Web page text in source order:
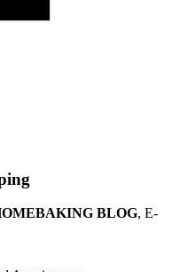
BLOG, E-